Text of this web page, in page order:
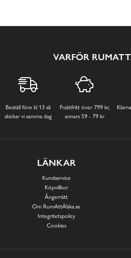
VARFÖR
Beställ före kl 13 så
skickar vi samma dag
Fraktfritt över 799 kr,
annars 59 - 79 kr
LÄNKAR
Kundservice
Köpvillkor
Ångerrätt
Om RumAttÄlska.se
Integritetspolicy
Cookies